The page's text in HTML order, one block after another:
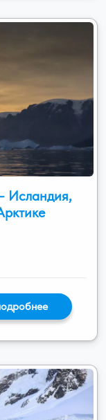
Исландия,